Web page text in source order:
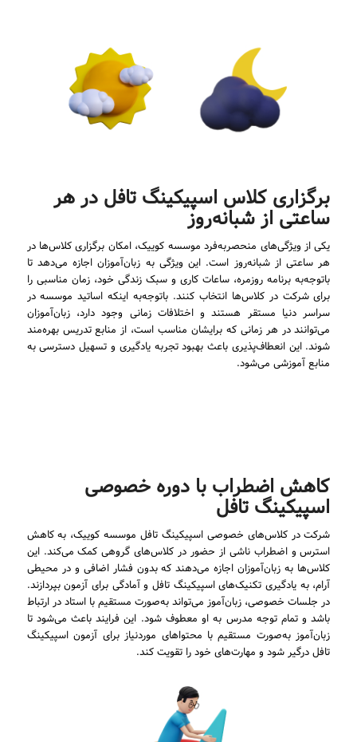
برگزاری کلاس اسپیکینگ تافل در هر
ساعتی از شبانه‌روز
یکی از ویژگی‌های منحصربه‌فرد موسسه کوییک، امکان برگزاری کلاس‌ها در
هر ساعتی از شبانه‌روز است. این ویژگی به زبان‌آموزان اجازه می‌دهد تا
باتوجه‌به برنامه روزمره، ساعات کاری و سبک زندگی خود، زمان مناسبی را
برای شرکت در کلاس‌ها انتخاب کنند. باتوجه‌به اینکه اساتید موسسه در
سراسر دنیا مستقر هستند و اختلافات زمانی وجود دارد، زبان‌آموزان
می‌توانند در هر زمانی که برایشان مناسب است، از منابع تدریس بهره‌مند
شوند. این انعطاف‌پذیری باعث بهبود تجربه یادگیری و تسهیل دسترسی به
منابع آموزشی می‌شود.
کاهش اضطراب با دوره خصوصی
اسپیکینگ تافل
شرکت در کلاس‌های خصوصی اسپیکینگ تافل موسسه کوییک، به کاهش
استرس و اضطراب ناشی از حضور در کلاس‌های گروهی کمک می‌کند. این
کلاس‌ها به زبان‌آموزان اجازه می‌دهند که بدون فشار اضافی و در محیطی
آرام، به یادگیری تکنیک‌های اسپیکینگ تافل و آمادگی برای آزمون بپردازند.
در جلسات خصوصی، زبان‌آموز می‌تواند به‌صورت مستقیم با استاد در ارتباط
باشد و تمام توجه مدرس به او معطوف شود. این فرایند باعث می‌شود تا
زبان‌آموز به‌صورت مستقیم با محتواهای موردنیاز برای آزمون اسپیکینگ
تافل درگیر شود و مهارت‌های خود را تقویت کند.